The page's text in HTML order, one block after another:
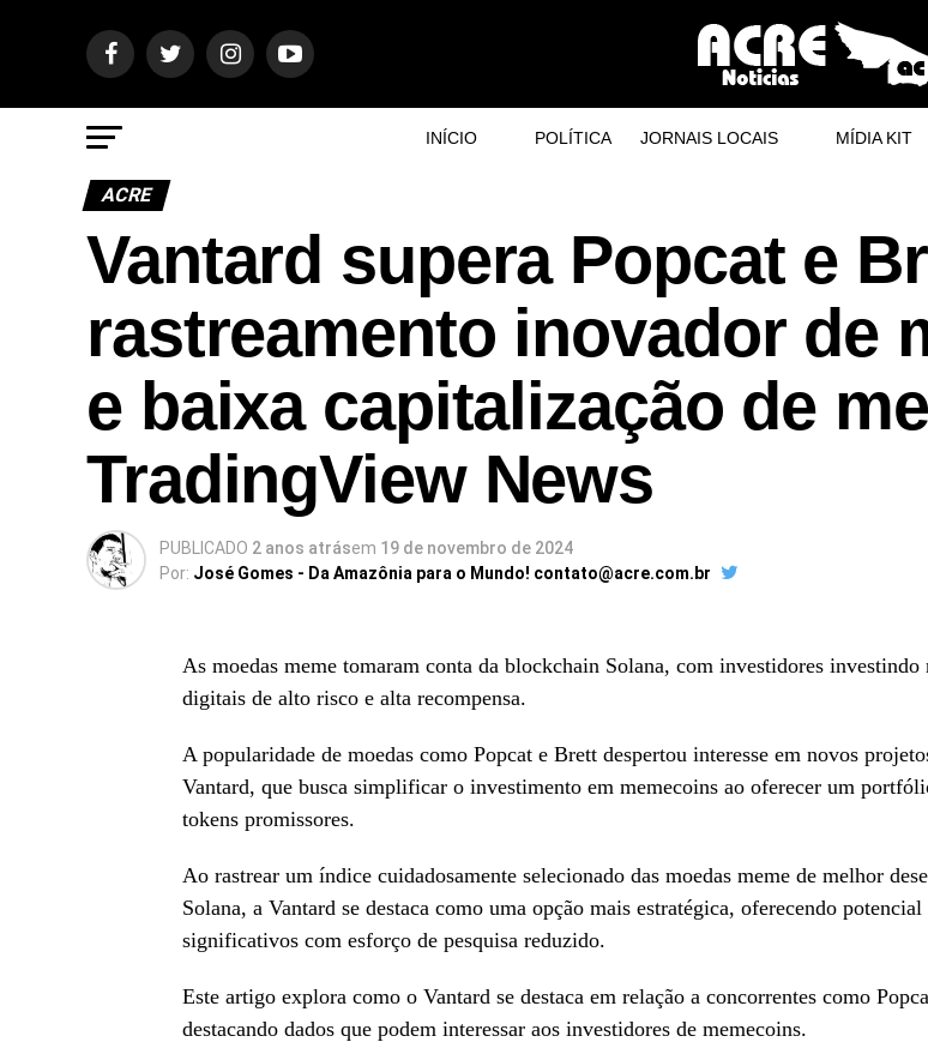
INÍCIO POLÍTICA JORNAIS LOCAIS MÍDIA KIT
ACRE
Vantard supera Popcat e
rastreamento inovador de
e baixa capitalização de
TradingView News
PUBLICADO 2 anos atrásem 19 de novembro de 2024
Por: José Gomes - Da Amazônia para o Mundo! contato@acre.com.br
As moedas meme tomaram conta da blockchain Solana, com investidores investindo
digitais de alto risco e alta recompensa.
A popularidade de moedas como Popcat e Brett despertou interesse em novos
Vantard, que busca simplificar o investimento em memecoins ao oferecer um
tokens promissores.
Ao rastrear um índice cuidadosamente selecionado das moedas meme de melhor
Solana, a Vantard se destaca como uma opção mais estratégica, oferecendo potencial
significativos com esforço de pesquisa reduzido.
Este artigo explora como o Vantard se destaca em relação a concorrentes como
destacando dados que podem interessar aos investidores de memecoins.